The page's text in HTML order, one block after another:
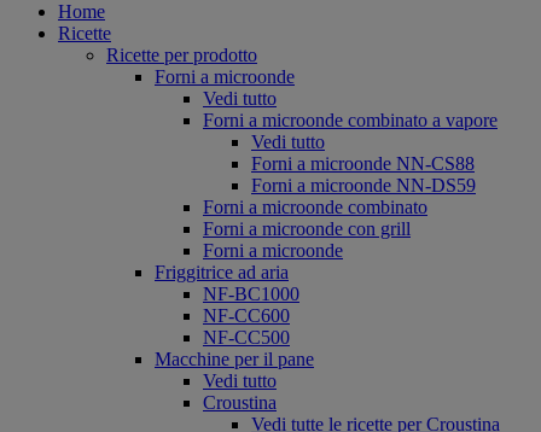
Home
Ricette
Ricette per prodotto
Forni a microonde
Vedi tutto
Forni a microonde combinato a vapore
Vedi tutto
Forni a microonde NN-CS88
Forni a microonde NN-DS59
Forni a microonde combinato
Forni a microonde con grill
Forni a microonde
Friggitrice ad aria
NF-BC1000
NF-CC600
NF-CC500
Macchine per il pane
Vedi tutto
Croustina
Vedi tutte le ricette per Croustina